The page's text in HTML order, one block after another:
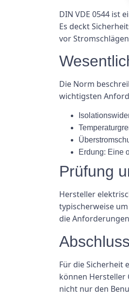
DIN VDE 0544 ist
Es deckt
vor
Die Norm
wichtigsten
Erdung: Eine
Prüfung
Hersteller
typischerweise
die
Abschluss
Für die Sicherheit
können Hersteller
nicht nur den